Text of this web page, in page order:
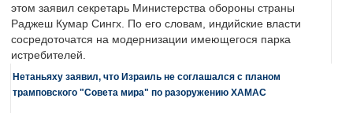
этом заявил секретарь Министерства обороны страны
Раджеш Кумар Сингх. По его словам, индийские власти
сосредоточатся на модернизации имеющегося парка
истребителей.
Нетаньяху заявил, что Израиль не соглашался с планом
трамповского "Совета мира" по разоружению ХАМАС